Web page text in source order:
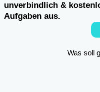
unverbindlich &
Aufgaben aus.
Was soll